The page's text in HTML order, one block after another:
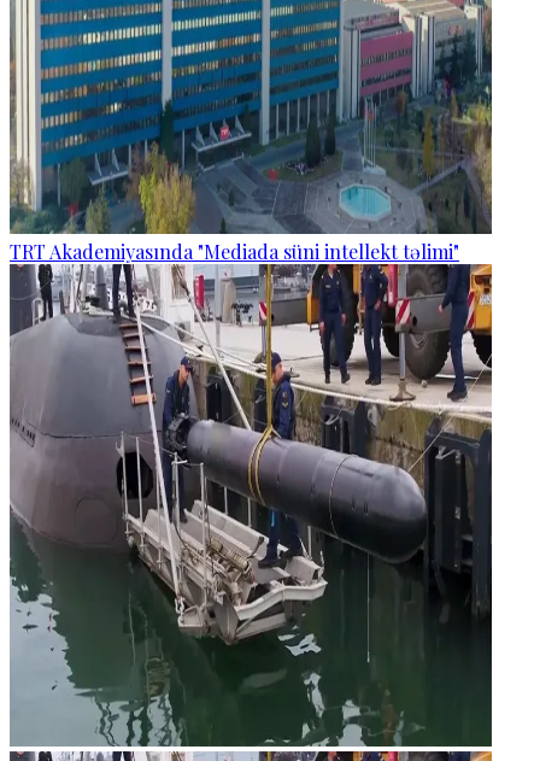
TRT Akademiyasında "Mediada süni intellekt təlimi"